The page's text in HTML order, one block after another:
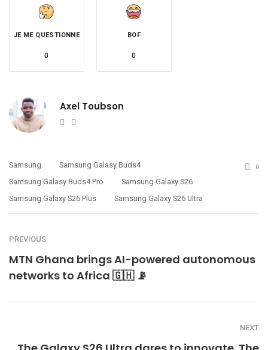
JE ME QUESTIONNE
0
BOF
0
Axel Toubson
Website
Samsung
Samsung Galasy Buds4
Samsung Galasy Buds4 Pro
Samsung Galaxy S26
Samsung Galaxy S26 Plus
Samsung Galaxy S26 Ultra
0
PREVIOUS
MTN Ghana brings AI-powered autonomous
networks to Africa 🇬🇭 📡
NEXT